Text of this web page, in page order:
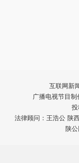
互联网新
广播电视节目制
法律顾问：王浩公 陕
陕